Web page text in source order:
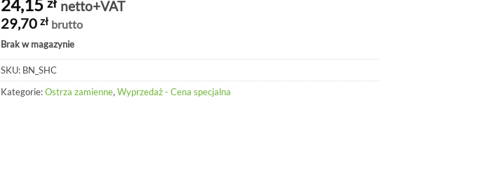
24,15 netto+VAT
29,70 zł brutto
Brak w magazynie
SKU: BN_SHC
Kategorie:Ostrza zamienne, Wyprzedaż - Cena specjalna